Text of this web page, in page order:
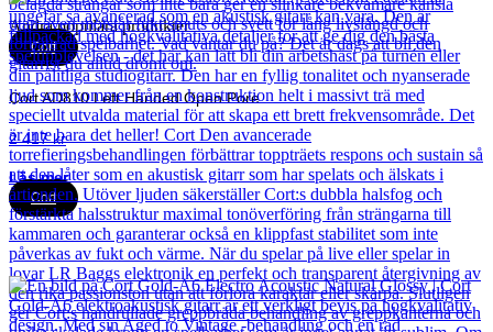
Andra populära produkter
Cort
Cort AD810 Left Handed Open Pore
2 417kr
Läs mer
Cort